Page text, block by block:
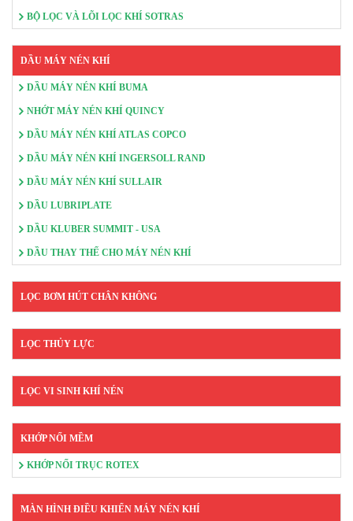
BỘ LỌC VÀ LÕI LỌC KHÍ SOTRAS
DẦU MÁY NÉN KHÍ
DẦU MÁY NÉN KHÍ BUMA
NHỚT MÁY NÉN KHÍ QUINCY
DẦU MÁY NÉN KHÍ ATLAS COPCO
DẦU MÁY NÉN KHÍ INGERSOLL RAND
DẦU MÁY NÉN KHÍ SULLAIR
DẦU LUBRIPLATE
DẦU KLUBER SUMMIT - USA
DẦU THAY THẾ CHO MÁY NÉN KHÍ
LỌC BƠM HÚT CHÂN KHÔNG
LỌC THỦY LỰC
LỌC VI SINH KHÍ NÉN
KHỚP NỐI MỀM
KHỚP NỐI TRỤC ROTEX
MÀN HÌNH ĐIỀU KHIỂN MÁY NÉN KHÍ